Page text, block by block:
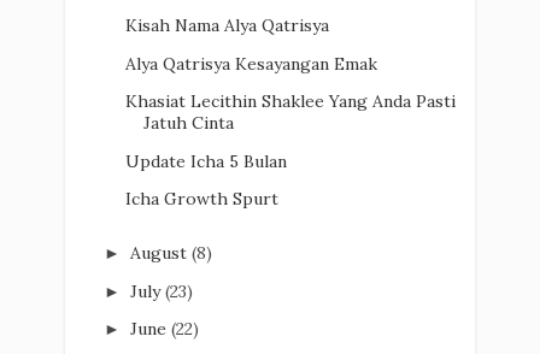
Kisah Nama Alya Qatrisya
Alya Qatrisya Kesayangan Emak
Khasiat Lecithin Shaklee Yang Anda Pasti
Jatuh Cinta
Update Icha 5 Bulan
Icha Growth Spurt
► August (8)
► July(23)
► June (22)